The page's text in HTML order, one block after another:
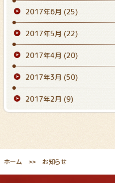
2017年6月 (25)
2017年5月 (22)
2017年4月 (20)
2017年3月 (50)
2017年2月 (9)
ホーム お知らせ